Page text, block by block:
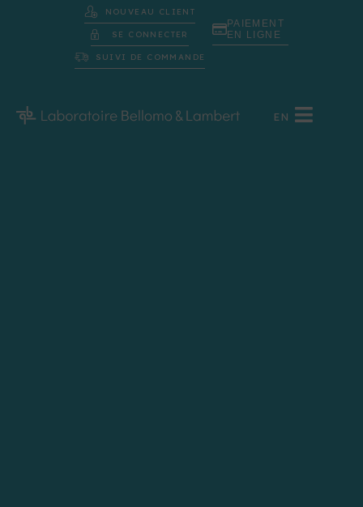
NOUVEAU CLIENT
SE CONNECTER
SUIVI DE COMMANDE
PAIEMENT
EN LIGNE
EN